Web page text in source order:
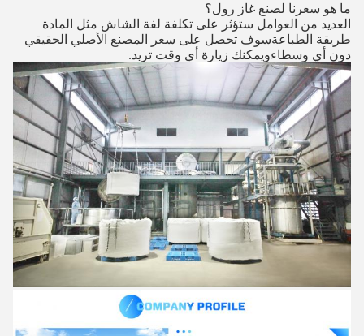
ما هو سعرنا لصنع غاز رول؟
العديد من العوامل ستؤثر على تكلفة لفة الشاش مثل المادة
طريقة الطباعةسوف تحصل على سعر المصنع الأصلي الحقيقي
دون أي وسطاءويمكنك زيارة أي وقت تريد.